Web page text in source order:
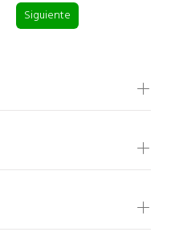
Siguiente